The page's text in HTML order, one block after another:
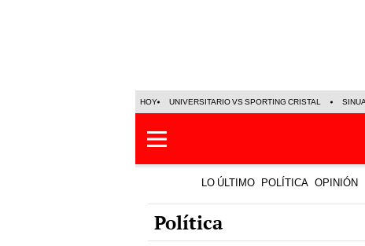
HOY UNIVERSITARIO VS SPORTING CRISTAL
LO ÚLTIMO POLÍTICA OPINIÓN
Política